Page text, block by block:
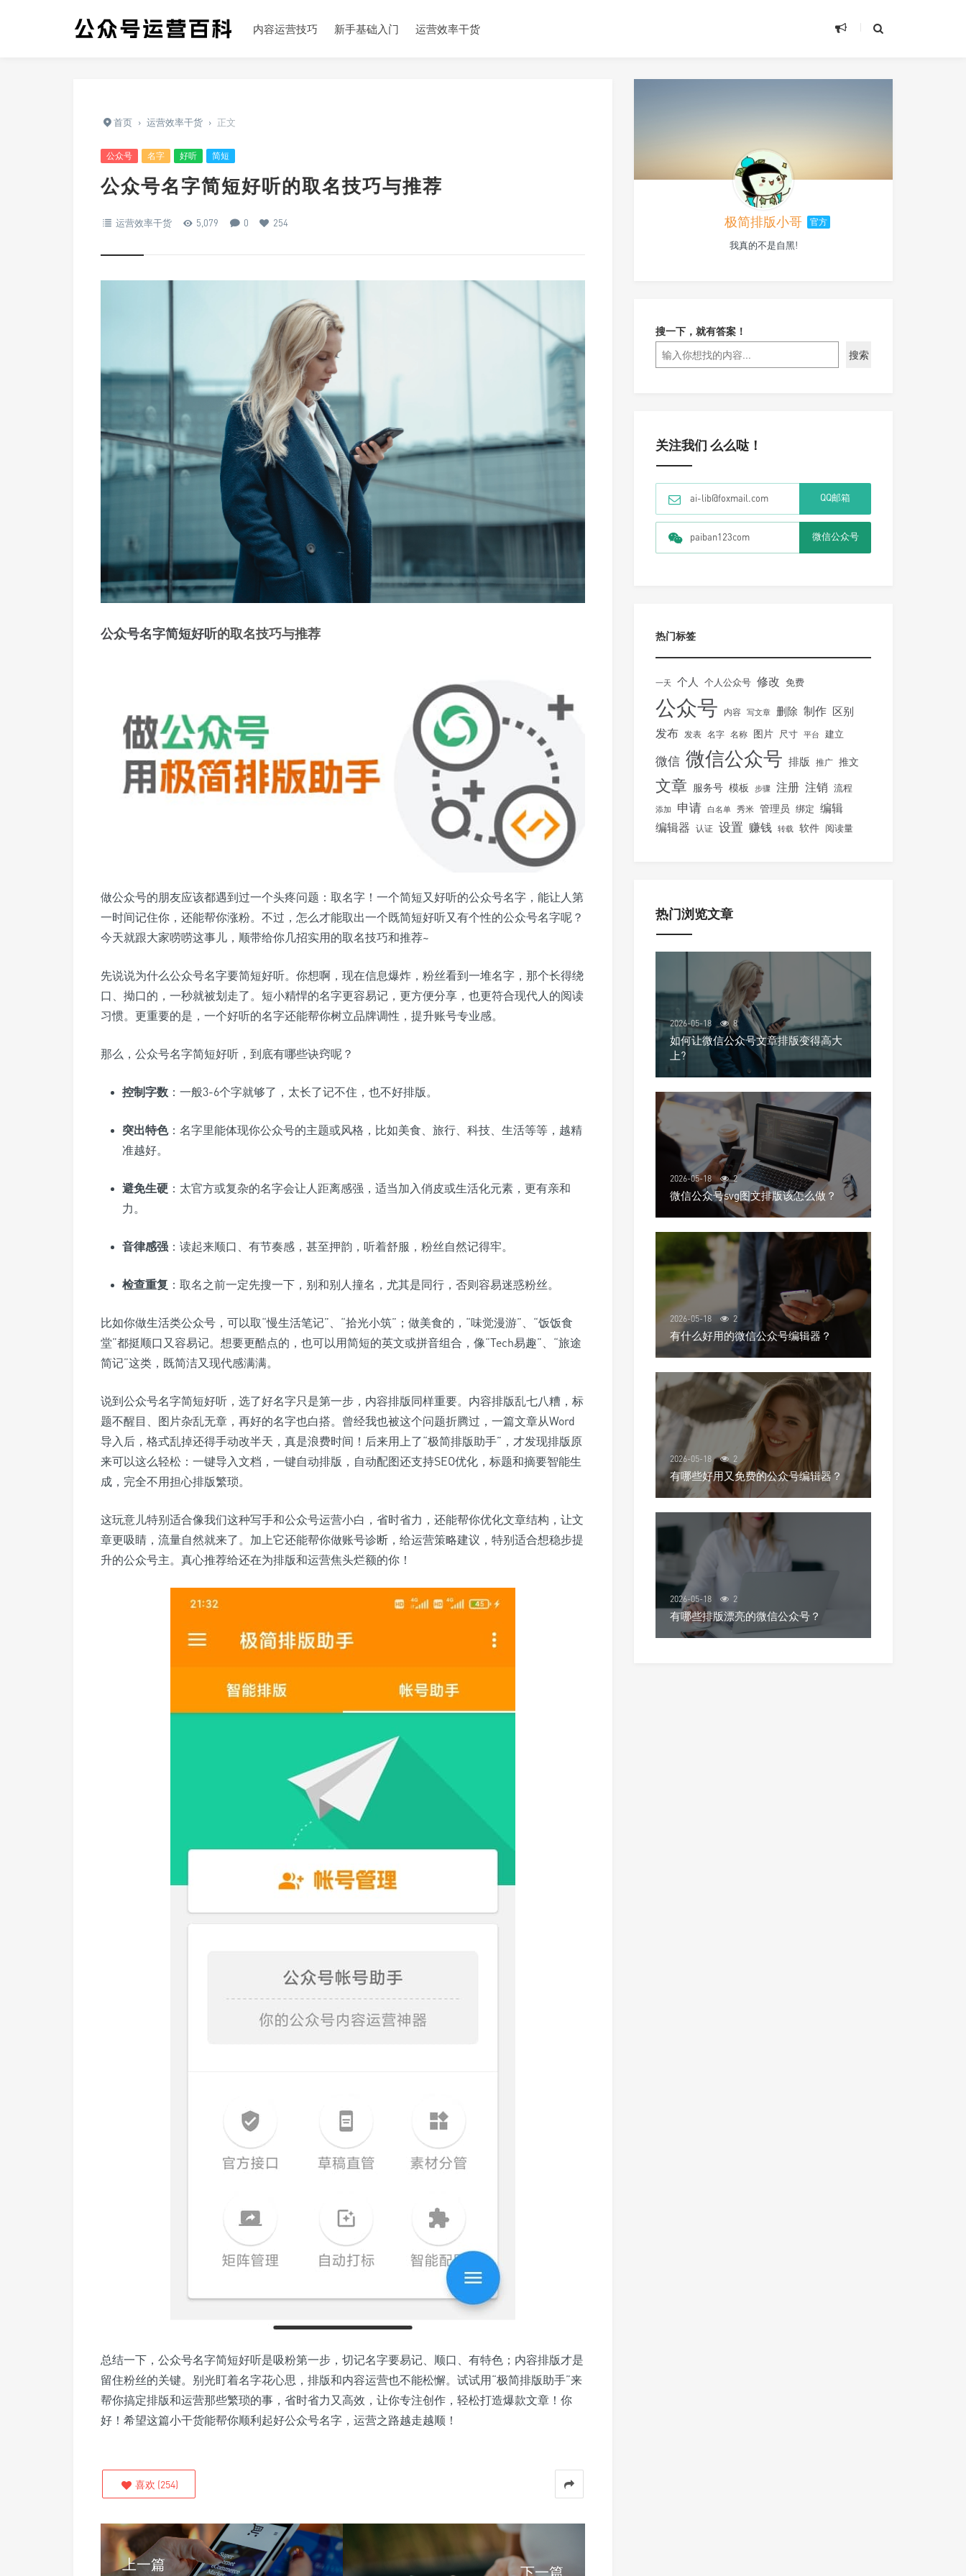
内容运营技巧 新手基础入门 运营效率干货
首页 › 运营效率干货 › 正文
公众号 名字 好听 简短
公众号名字简短好听的取名技巧与推荐
运营效率干货 5,079 0 254
公众号名字简短好听的取名技巧与推荐
做公众号的朋友应该都遇到过一个头疼问题：取名字！一个简短又好听的公众号名字，能让人第
一时间记住你，还能帮你涨粉。不过，怎么才能取出一个既简短好听又有个性的公众号名字呢？
今天就跟大家唠唠这事儿，顺带给你几招实用的取名技巧和推荐~
先说说为什么公众号名字要简短好听。你想啊，现在信息爆炸，粉丝看到一堆名字，那个长得绕
口、拗口的，一秒就被划走了。短小精悍的名字更容易记，更方便分享，也更符合现代人的阅读
习惯。更重要的是，一个好听的名字还能帮你树立品牌调性，提升账号专业感。
那么，公众号名字简短好听，到底有哪些诀窍呢？
控制字数 ：一般3-6个字就够了，太长了记不住，也不好排版。
突出特色：名字里能体现你公众号的主题或风格，比如美食、旅行、科技、生活等等，越精
准越好。
避免生硬 ：太官方或复杂的名字会让人距离感强，适当加入俏皮或生活化元素，更有亲和
力。
音律感强 ：读起来顺口、有节奏感，甚至押韵，听着舒服，粉丝自然记得牢。
检查重复 ：取名之前一定先搜一下，别和别人撞名，尤其是同行，否则容易迷惑粉丝。
比如你做生活类公众号，可以取“慢生活笔记”、“拾光小筑”；做美食的，“味觉漫游”、“饭饭食
堂”都挺顺口又容易记。想要更酷点的，也可以用简短的英文或拼音组合，像“Tech易趣”、“旅途
简记”这类，既简洁又现代感满满。
说到公众号名字简短好听，选了好名字只是第一步，内容排版同样重要。内容排版乱七八糟，标
题不醒目、图片杂乱无章，再好的名字也白搭。曾经我也被这个问题折腾过，一篇文章从Word
导入后，格式乱掉还得手动改半天，真是浪费时间！后来用上了“极简排版助手”，才发现排版原
来可以这么轻松：一键导入文档，一键自动排版，自动配图还支持SEO优化，标题和摘要智能生
成，完全不用担心排版繁琐。
这玩意儿特别适合像我们这种写手和公众号运营小白，省时省力，还能帮你优化文章结构，让文
章更吸睛，流量自然就来了。加上它还能帮你做账号诊断，给运营策略建议，特别适合想稳步提
升的公众号主。真心推荐给还在为排版和运营焦头烂额的你！
总结一下，公众号名字简短好听是吸粉第一步，切记名字要易记、顺口、有特色；内容排版才是
留住粉丝的关键。别光盯着名字花心思，排版和内容运营也不能松懈。试试用“极简排版助手”来
帮你搞定排版和运营那些繁琐的事，省时省力又高效，让你专注创作，轻松打造爆款文章！你
好！希望这篇小干货能帮你顺利起好公众号名字，运营之路越走越顺！
喜欢 (254)
上一篇 下一篇
极简排版小哥 官方
我真的不是自黑!
搜一下，就有答案！
搜索
关注我们 么么哒！
ai-lib@foxmail.com QQ邮箱
paiban123com 微信公众号
热门标签
一天 个人 个人公众号 修改 免费
公众号 内容 写文章 删除 制作 区别
发布 发表 名字 名称 图片 尺寸 平台 建立
微信 微信公众号 排版 推广 推文
文章 服务号 模板 步骤 注册 注销 流程
添加 申请 白名单 秀米 管理员 绑定 编辑
编辑器
认证 设置 赚钱 转载 软件 阅读量
热门浏览文章
2026-05-18 8
如何让微信公众号文章排版变得高大
上?
2026-05-18 2
微信公众号svg图文排版该怎么做？
2026-05-18 2
有什么好用的微信公众号编辑器？
2026-05-18 2
有哪些好用又免费的公众号编辑器？
2026-05-18 2
有哪些排版漂亮的微信公众号？